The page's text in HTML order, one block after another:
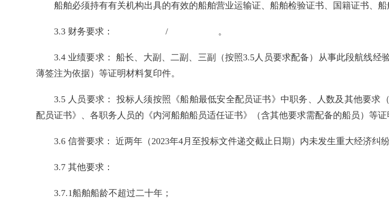
船舶必须持有有关机构出具的有效的船舶营业运输证、船舶检验证书、国籍证书、船
3.3 财务要求： / 。
3.4 业绩要求： 船长、大副、二副、三副（按照3.5人员要求配备）从事此段航线
薄签注为依据）等证明材料复印件。
3.5 人员要求： 投标人须按照《船舶最低安全配员证书》中职务、人数及其他要求
配员证书》、各职务人员的《内河船舶船员适任证书》（含其他要求需配备的船员）等证
3.6 信誉要求： 近两年（2023年4月至投标文件递交截止日期）内未发生重大经济纠
3.7 其他要求：
3.7.1船舶船龄不超过二十年；